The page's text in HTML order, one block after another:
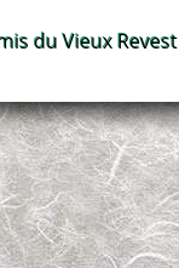
du Vieux Revest